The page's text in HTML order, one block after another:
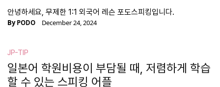
안녕하세요, 무제한 1:1 외국어 레슨 포도스피킹입니다.
ByPODO December 24, 2024
JP-TIP
일본어 학원비용이 부담될 때, 저렴하게 학습
할 수 있는 스피킹 어플